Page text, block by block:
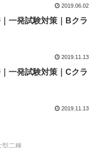
2019.06.02
一発試験対策｜Bクラ
2019.11.13
一発試験対策｜Cクラ
2019.11.13
型二種